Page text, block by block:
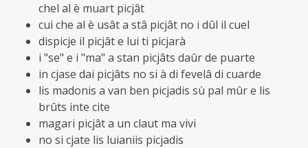
chel al è muart picjât
cui che al è usât a stâ picjât no i dûl il cuel
dispicje il picjât e lui ti picjarà
i "se" e i "ma" a stan picjâts daûr de puarte
in cjase dai picjâts no si à di fevelâ di cuarde
lis madonis a van ben picjadis sù pal mûr e lis
brûts inte cite
magari picjât a un claut ma vivi
no si cjate lis luianiis picjadis